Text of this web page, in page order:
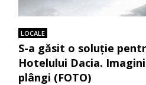
LOCALE
S-a găsit o soluție
Hotelului Dacia.
plângi (FOTO)